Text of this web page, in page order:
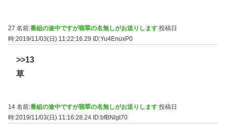
27 名前:番組の途中ですが翡翠の名無しがお送りします 投稿日
時:2019/11/03(日) 11:22:16.29 ID:Yu4EnuxP0
>>13
草
14 名前:番組の途中ですが翡翠の名無しがお送りします 投稿日
時:2019/11/03(日) 11:16:28.24 ID:bfBNlgt70